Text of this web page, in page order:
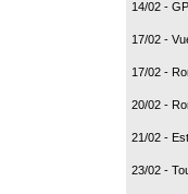
14/02 -
17/02 -
17/02 -
20/02 -
21/02 -
23/02 -